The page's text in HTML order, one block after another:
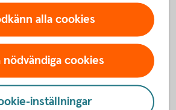
i rådgivningen
alla cookies
nödvändiga cookies
inställningar